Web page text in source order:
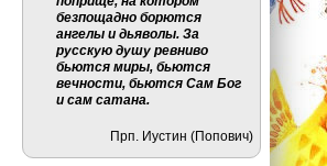
безпощадно борются
ангелы и дьяволы. За
русскую душу ревниво
бьются миры, бьются
вечности, бьются Сам Бог
и сам сатана.
Прп. Иустин (Попович)